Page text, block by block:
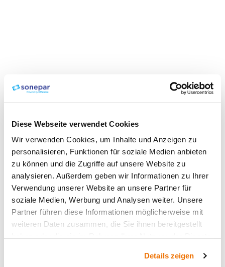
Diese Webseite verwendet Cookies
Wir verwenden Cookies, um Inhalte und Anzeigen zu
personalisieren, Funktionen für soziale Medien anbieten
zu können und die Zugriffe auf unsere Website zu
analysieren. Außerdem geben wir Informationen zu Ihrer
Verwendung unserer Website an unsere Partner für
soziale Medien, Werbung und Analysen weiter. Unsere
Partner führen diese Informationen möglicherweise mit
weiteren Daten zusammen, die Sie ihnen bereitgestellt
Details zeigen